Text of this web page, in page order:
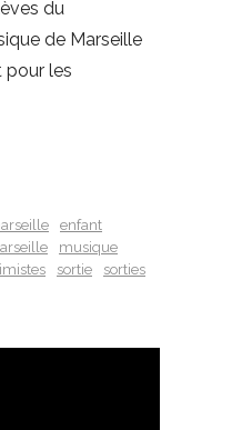
du
de Marseille
pour les
enfant
musique
sortie
sorties